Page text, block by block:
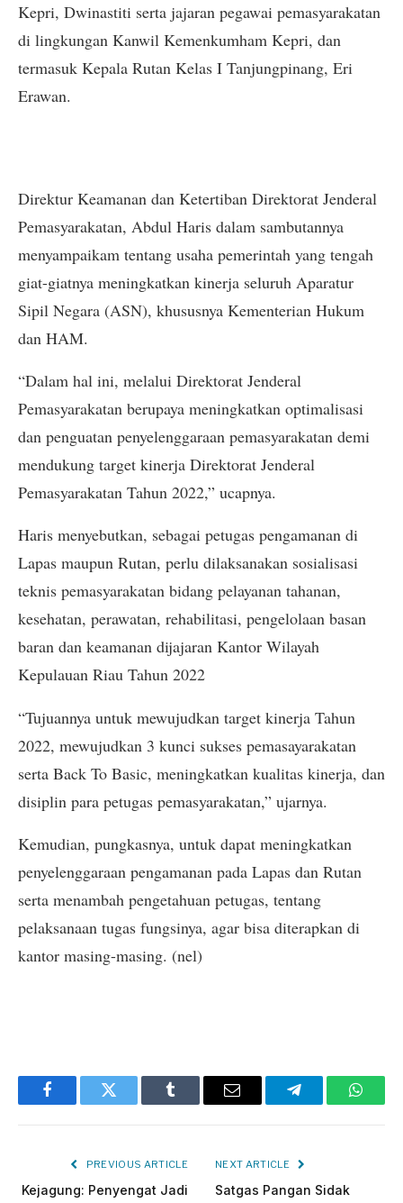
Kepri, Dwinastiti serta jajaran pegawai pemasyarakatan
di lingkungan Kanwil Kemenkumham Kepri, dan
termasuk Kepala Rutan Kelas I Tanjungpinang, Eri
Erawan.
Direktur Keamanan dan Ketertiban Direktorat Jenderal
Pemasyarakatan, Abdul Haris dalam sambutannya
menyampaikam tentang usaha pemerintah yang tengah
giat-giatnya meningkatkan kinerja seluruh Aparatur
Sipil Negara (ASN), khususnya Kementerian Hukum
dan HAM.
“Dalam hal ini, melalui Direktorat Jenderal
Pemasyarakatan berupaya meningkatkan optimalisasi
dan penguatan penyelenggaraan pemasyarakatan demi
mendukung target kinerja Direktorat Jenderal
Pemasyarakatan Tahun 2022,” ucapnya.
Haris menyebutkan, sebagai petugas pengamanan di
Lapas maupun Rutan, perlu dilaksanakan sosialisasi
teknis pemasyarakatan bidang pelayanan tahanan,
kesehatan, perawatan, rehabilitasi, pengelolaan basan
baran dan keamanan dijajaran Kantor Wilayah
Kepulauan Riau Tahun 2022
“Tujuannya untuk mewujudkan target kinerja Tahun
2022, mewujudkan 3 kunci sukses pemasayarakatan
serta Back To Basic, meningkatkan kualitas kinerja, dan
disiplin para petugas pemasyarakatan,” ujarnya.
Kemudian, pungkasnya, untuk dapat meningkatkan
penyelenggaraan pengamanan pada Lapas dan Rutan
serta menambah pengetahuan petugas, tentang
pelaksanaan tugas fungsinya, agar bisa diterapkan di
kantor masing-masing. (nel)
FacebookTwitter Tumblr Email Telegram
PREVIOUS ARTICLE
Kejagung: Penyengat Jadi
NEXT ARTICLE
Satgas Pangan Sidak